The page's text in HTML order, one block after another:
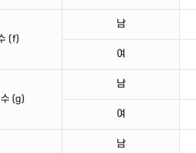
(f)
남
여
(g)
남
여
남